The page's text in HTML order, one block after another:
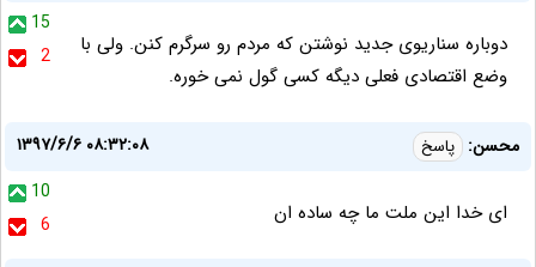
15
2
دوباره سناریوی جدید نوشتن که مردم رو سرگرم کنن. ولی با
وضع اقتصادی فعلی دیگه کسی گول نمی خوره.
محسن: پاسخ
۱۳۹۷/۶/۶ ۰۸:۳۲:۰۸
10
6
ای خدا این ملت ما چه ساده ان